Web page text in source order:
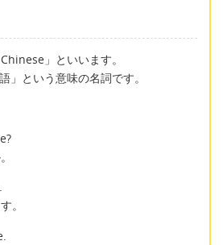
」といいます。
」という意味の名詞です。
。